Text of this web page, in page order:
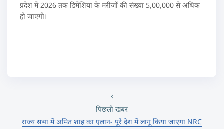
प्रदेश में 2026 तक डिमेंशिया के मरीजों की संख्या 5,00,000 से अधिक
हो जाएगी।
पिछली खबर
राज्य सभा में अमित शाह का एलान- पूरे देश में लागू किया जाएगा NRC